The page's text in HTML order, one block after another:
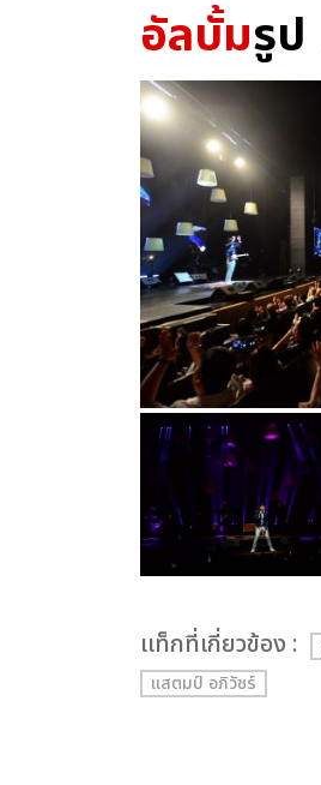
อัลบั้มรูป
เเท็กที่เกี่ยวข้อง :
แสตมป์ อภิวัชร์